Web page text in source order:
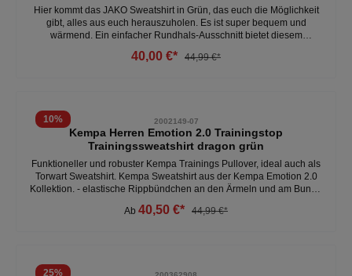
Hier kommt das JAKO Sweatshirt in Grün, das euch die Möglichkeit
gibt, alles aus euch herauszuholen. Es ist super bequem und
wärmend. Ein einfacher Rundhals-Ausschnitt bietet diesem
beim Sport – auch abseits des Spielfelds beweist das Shirt echten
40,00 €* 44,99 €*
10% 2002149-07
Kempa Herren Emotion 2.0 Trainingstop
Trainingssweatshirt dragon grün
Funktioneller und robuster Kempa Trainings Pullover, ideal auch als
Torwart Sweatshirt. Kempa Sweatshirt aus der Kempa Emotion 2.0
Kollektion. - elastische Rippbündchen an den Ärmeln und am Bund -
Rundhalsausschnitt mit Kragenband - schnitttechnisches Design
Ab 40,50 €* 44,99 €*
25%